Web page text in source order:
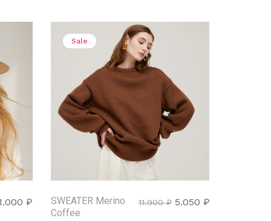
₽
Sale
SWEATER Merino
Coffee
11.900₽ 5.050 ₽